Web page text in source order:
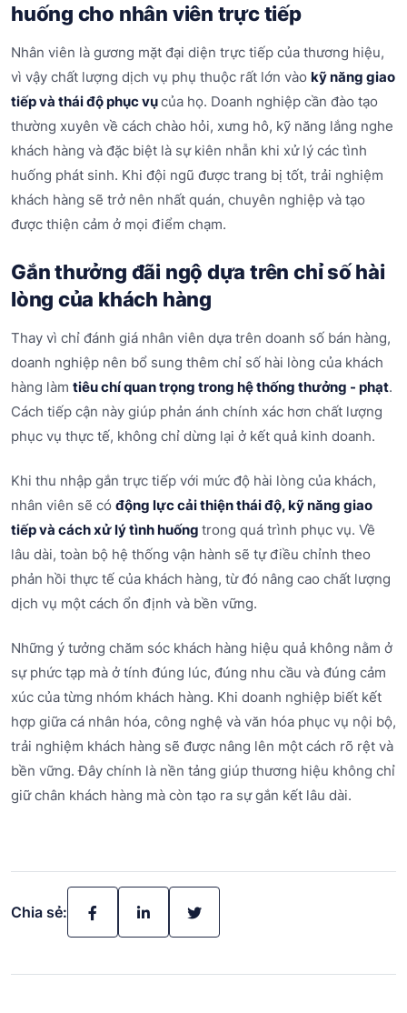
huống cho nhân viên trực tiếp
Nhân viên là gương mặt đại diện trực tiếp của thương hiệu,
vì vậy chất lượng dịch vụ phụ thuộc rất lớn vào kỹ năng giao
tiếp và thái độ phục vụcủa họ. Doanh nghiệp cần đào tạo
thường xuyên về cách chào hỏi, xưng hô, kỹ năng lắng nghe
khách hàng và đặc biệt là sự kiên nhẫn khi xử lý các tình
huống phát sinh. Khi đội ngũ được trang bị tốt, trải nghiệm
khách hàng sẽ trở nên nhất quán, chuyên nghiệp và tạo
được thiện cảm ở mọi điểm chạm.
Gắn thưởng đãi ngộ dựa trên chỉ số hài
lòng của khách hàng
Thay vì chỉ đánh giá nhân viên dựa trên doanh số bán hàng,
doanh nghiệp nên bổ sung thêm chỉ số hài lòng của khách
hàng làm tiêu chí quan trọng trong hệ thống thưởng - phạt.
Cách tiếp cận này giúp phản ánh chính xác hơn chất lượng
phục vụ thực tế, không chỉ dừng lại ở kết quả kinh doanh.
Khi thu nhập gắn trực tiếp với mức độ hài lòng của khách,
nhân viên sẽ có động lực cải thiện thái độ, kỹ năng giao
tiếp và cách xử lý tình huống trong quá trình phục vụ. Về
lâu dài, toàn bộ hệ thống vận hành sẽ tự điều chỉnh theo
phản hồi thực tế của khách hàng, từ đó nâng cao chất lượng
dịch vụ một cách ổn định và bền vững.
Những ý tưởng chăm sóc khách hàng hiệu quả không nằm ở
sự phức tạp mà ở tính đúng lúc, đúng nhu cầu và đúng cảm
xúc của từng nhóm khách hàng. Khi doanh nghiệp biết kết
hợp giữa cá nhân hóa, công nghệ và văn hóa phục vụ nội bộ,
trải nghiệm khách hàng sẽ được nâng lên một cách rõ rệt và
bền vững. Đây chính là nền tảng giúp thương hiệu không chỉ
giữ chân khách hàng mà còn tạo ra sự gắn kết lâu dài.
Chia sẻ: